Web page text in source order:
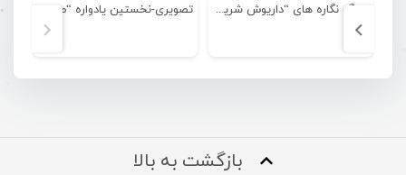
سنگ نگاره های “داریوش شریفی”
بازگشت به بالا